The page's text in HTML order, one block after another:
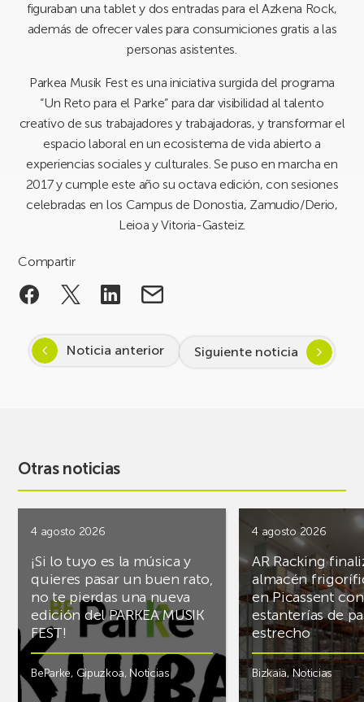
figuraban una tablet y dos entradas para el Azkena Rock,
además de ofrecer vales para consumiciones gratis a las
personas asistentes.
Parkea Musik Fest es una iniciativa surgida del programa
“Un Reto para el Parke” para dar visibilidad al talento
creativo de sus trabajadores y trabajadoras, y transformar el
espacio laboral en un ecosistema de vida abierto a
experiencias sociales y culturales. Se puso en marcha en
2017 y cumple este año su octava edición, con sesiones
celebradas en los Campus de Donostia, Zamudio/Derio,
Leioa y Vitoria-Gasteiz.
Compartir
Noticia anterior Siguiente noticia
Otras noticias
4 agosto 2026
¡Si lo tuyo es la música y
quieres pasar un buen rato,
no te pierdas una nueva
edición del PARKEA MUSIK
FEST!
BeParke, Gipuzkoa, Noticias
4 agosto 2026
AR Racking
almacén
en Picassent con
estanterías de
estrecho
Bizkaia,Noticias